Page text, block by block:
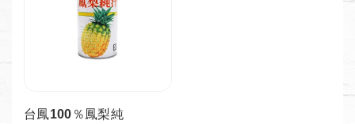
台鳳100％鳳梨純